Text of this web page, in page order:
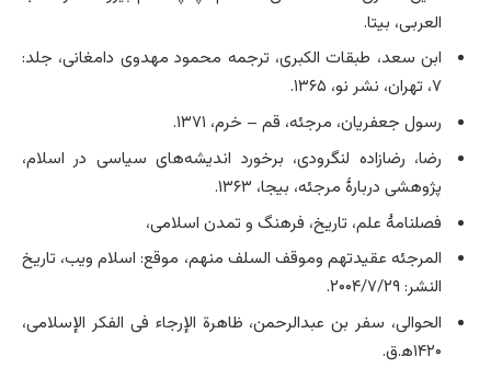
العربی، بی­تا.
ابن سعد، طبقات الکبری، ترجمه محمود مهدوی دامغانی، جلد:
۷، تهران، نشر نو، ۱۳۶۵.
رسول جعفریان، مرجئه، قم – خرم، ۱۳۷۱.
رضا، رضازاده لنگرودی، برخورد اندیشه­‌های سیاسی در اسلام،
پژوهشی دربارۀ مرجئه، بی­جا، ۱۳۶۳.
فصلنامۀ علم، تاریخ، فرهنگ و تمدن اسلامی‌،
المرجئه عقیدتهم وموقف السلف منهم، موقع: اسلام ویب، تاریخ
النشر: ۲۰۰۴/۷/۲۹.
الحوالی، سفر بن عبدالرحمن، ظاهرة الإرجاء فی الفکر الإسلامی‌،
۱۴۲۰ه‍.ق.